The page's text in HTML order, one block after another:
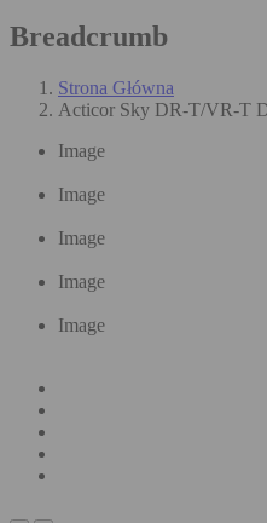
Breadcrumb
Strona Główna
Acticor Sky DR-T/VR-T
Image
Image
Image
Image
Image